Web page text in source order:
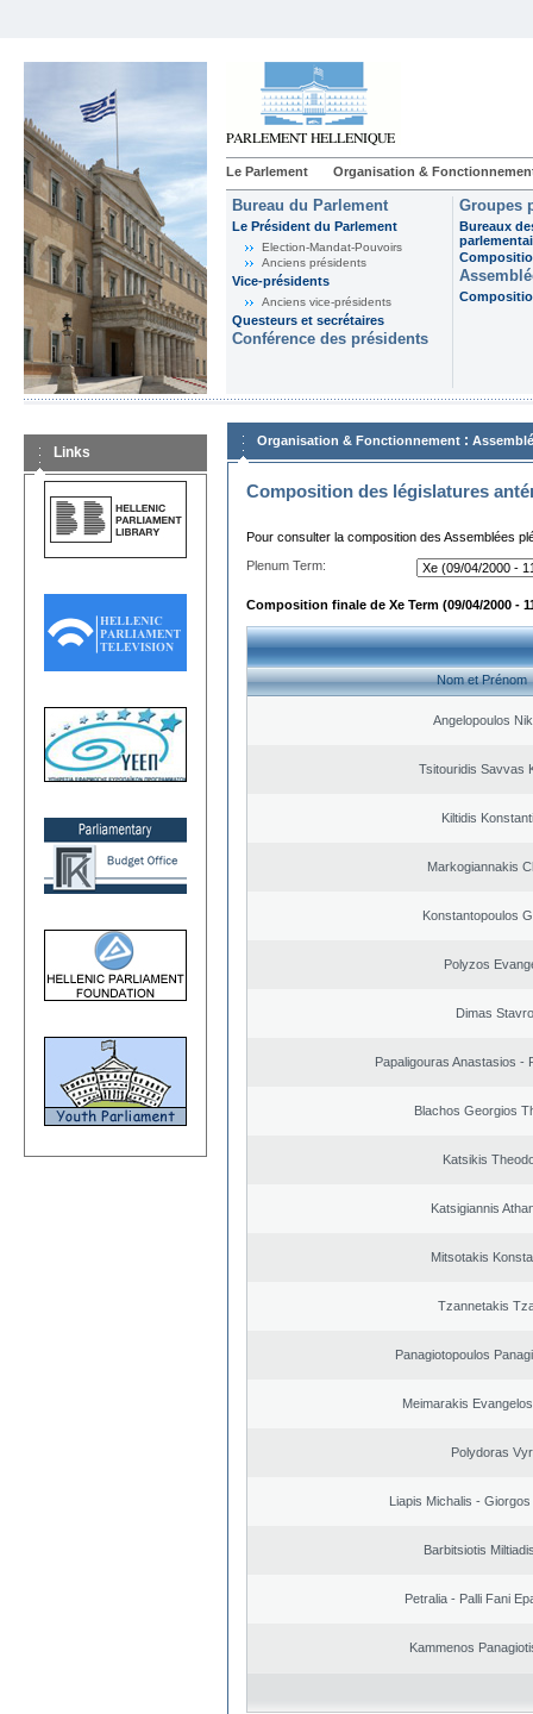
Le Parlement Organisation &
Bureau du Parlement
Le Président du Parlement
Election-Mandat-Pouvoirs
Anciens présidents
Vice-présidents
Anciens vice-présidents
Questeurs et secrétaires
Conférence des présidents
Groupes
Bureaux
Links
Organisation & Fonctionnement :
Composition des législatures
Pour consulter la composition des Assemblées
Plenum Term:
Composition finale de Xe Term (09/04/2000 -
Nom et Prénom
Angelopoulos
Tsitouridis Savvas
Kiltidis
Markogiannakis
Konstantopoulos
Polyzos
Dimas
Papaligouras Anastasios -
Blachos Georgios
Katsikis
Katsigiannis
Mitsotakis
Tzannetakis
Panagiotopoulos
Meimarakis
Polydoras
Liapis Michalis -
Barbitsiotis
Petralia - Palli Fani
Kammenos